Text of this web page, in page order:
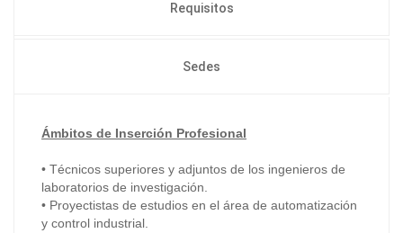
Requisitos
Sedes
Ámbitos de Inserción Profesional
• Técnicos superiores y adjuntos de los ingenieros de
laboratorios de investigación.
• Proyectistas de estudios en el área de automatización
y control industrial.